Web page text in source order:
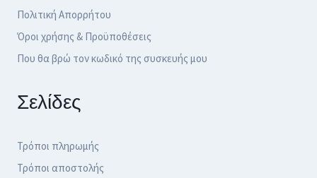
Πολιτική Απορρήτου
Όροι χρήσης & Προϋποθέσεις
Που θα βρώ τον κωδικό της συσκευής μου
Σελίδες
Τρόποι πληρωμής
Τρόποι αποστολής